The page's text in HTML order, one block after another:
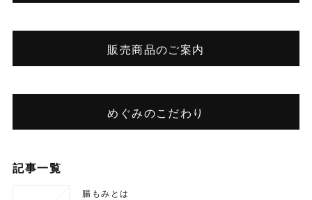
販売商品のご案内
めぐみのこだわり
記事一覧
腸もみとは